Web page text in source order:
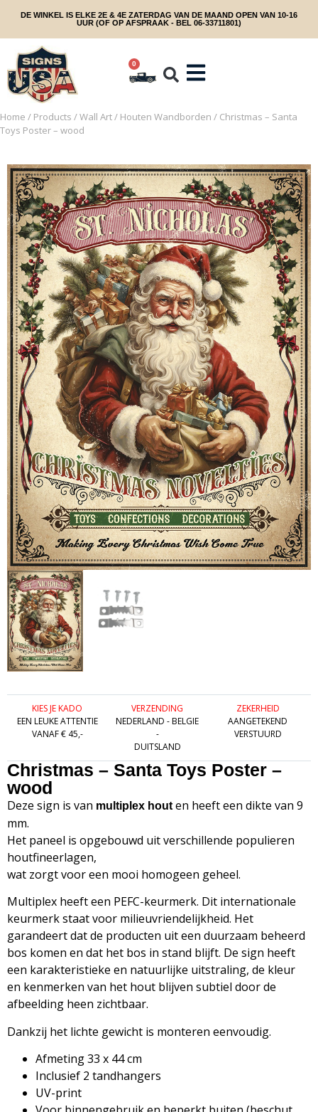
DE WINKEL IS ELKE 2E & 4E ZATERDAG VAN DE MAAND OPEN VAN 10-16
UUR (OF OP AFSPRAAK - BEL 06-33711801)
0
Home / Products /Wall Art/ Houten Wandborden / Christmas – Santa
Toys Poster – wood
KIES JE KADO
EEN LEUKE ATTENTIE
VANAF € 45,-
VERZENDING
NEDERLAND - BELGIE
-
DUITSLAND
ZEKERHEID
AANGETEKEND
VERSTUURD
Christmas – Santa Toys Poster –
wood
Deze sign is van multiplex houten heeft een dikte van 9
mm.
Het paneel is opgebouwd uit verschillende populieren
houtfineerlagen,
wat zorgt voor een mooi homogeen geheel.
Multiplex heeft een PEFC-keurmerk. Dit internationale
keurmerk staat voor milieuvriendelijkheid. Het
garandeert dat de producten uit een duurzaam beheerd
bos komen en dat het bos in stand blijft. De sign heeft
een karakteristieke en natuurlijke uitstraling, de kleur
en kenmerken van het hout blijven subtiel door de
afbeelding heen zichtbaar.
Dankzij het lichte gewicht is monteren eenvoudig.
Afmeting 33 x 44 cm
Inclusief 2 tandhangers
UV-print